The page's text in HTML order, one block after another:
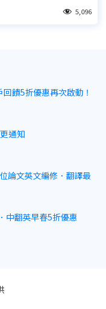
5,096
回饋5折優惠再次啟動！
通知
論文英文編修．翻譯最
中翻英早春5折優惠